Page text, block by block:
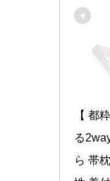
【 都
る
ら 帯